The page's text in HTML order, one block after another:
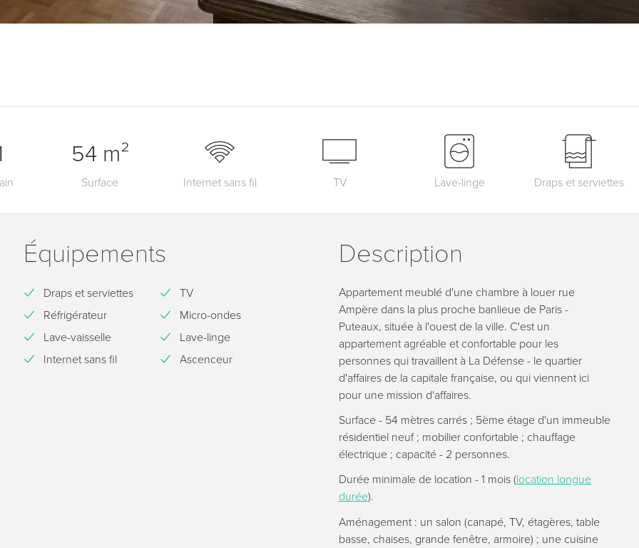
Surface
54 m²
Internet sans fil TV Lave-linge Draps et serviettes
Équipements
Draps et serviettes
TV
Réfrigérateur
Micro-ondes
Lave-vaisselle
Lave-linge
Internet sans fil
Ascenceur
Description
Appartement meublé d'une chambre à louer rue
Ampère dans la plus proche banlieue de Paris -
Puteaux, située à l'ouest de la ville. C'est un
appartement agréable et confortable pour les
personnes qui travaillent à La Défense - le quartier
d'affaires de la capitale française, ou qui viennent ici
pour une mission d'affaires.
Surface - 54 mètres carrés ; 5ème étage d'un immeuble
résidentiel neuf ; mobilier confortable ; chauffage
électrique ; capacité - 2 personnes.
Durée minimale de location - 1 mois (location longue
durée).
Aménagement : un salon (canapé, TV, étagères, table
basse, chaises, grande fenêtre, armoire) ; une cuisine